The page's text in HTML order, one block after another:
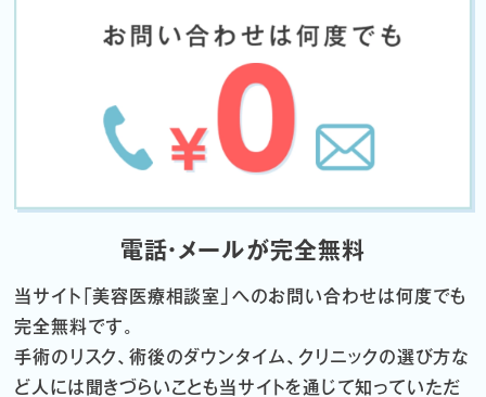
電話・メールが完全無料
当サイト「美容医療相談室」へのお問い合わせは何度でも
完全無料です。
手術のリスク、術後のダウンタイム、クリニックの選び方な
ど 人には聞きづらいことも当サイトを通じて知っていただ